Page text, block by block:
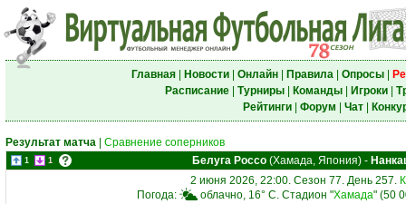
Главная| Новости| Онлайн| Правила| Опросы|
Расписание| Турниры| Команды| Игроки|
Рейтинги| Форум Чат|
Результат матча Сравнение соперников
1 1 Белуга Россо (Хамада, Япония) -
2 июня 2026, 22:00. Сезон 77. День 257.
Погода:
облачно, 16° C. Стадион "Хамада" (50